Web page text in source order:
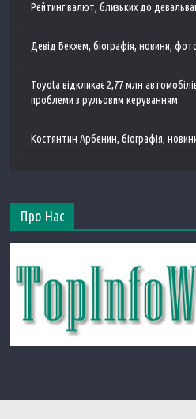
Рейтинг валют, близьких до
Девід Бекхем, біографія, новини,
Toyota відкликає 2,77 млн
проблеми з рульовим керуванням
Костянтин Арбенин, біографія,
Про Нас